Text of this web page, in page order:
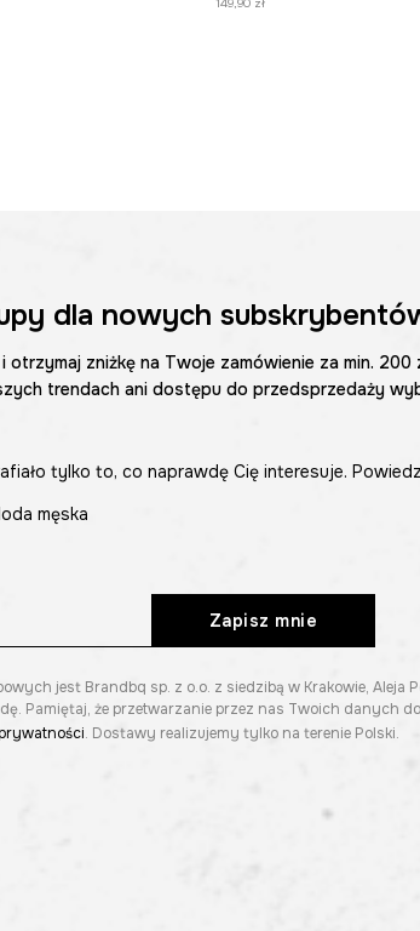
dla nowych
zniżkę na Twoje zamówienie za min. 200
trendach ani dostępu do przedsprzedaży
tylko to, co naprawdę Cię interesuje.
męska
Zapisz mnie
jest Brandbq sp. z o.o. z siedzibą w Krakowie, Aleja
Pamiętaj, że przetwarzanie przez nas Twoich danych
. Dostawy realizujemy tylko na terenie Polski.